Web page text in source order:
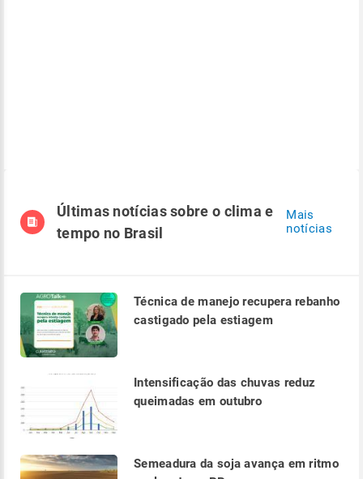
Últimas notícias sobre o clima e
tempo no Brasil
Mais
notícias
Técnica de manejo recupera rebanho
castigado pela estiagem
Intensificação das chuvas reduz
queimadas em outubro
Semeadura da soja avança em ritmo